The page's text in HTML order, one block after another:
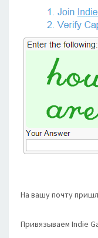
На вашу почту
Привязываем Indie